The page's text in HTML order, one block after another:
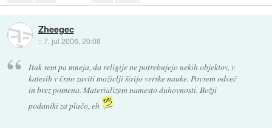
Zheegec
::7. jul 2006, 20:08
Itak sem pa mneja, da religije ne potrebujejo nekih objektov, v
katerih v črno zaviti možiclji širijo verske nauke. Povsem odveč
in brez pomena. Materializem namesto duhovnosti. Božji
podaniki za plačo, eh